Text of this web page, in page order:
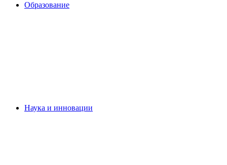
Образование
Наука и инновации